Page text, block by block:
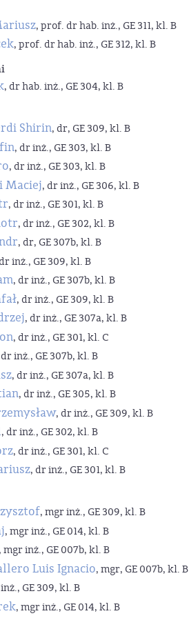
, prof. dr hab. inż., GE 311, kl. B
, prof. dr hab. inż., GE 312, kl. B
, dr hab. inż., GE 304, kl. B
Shirin, dr, GE 309, kl. B
, dr inż., GE 303, kl. B
, dr inż., GE 303, kl. B
Maciej, dr inż., GE 306, kl. B
, dr inż., GE 301, kl. B
, dr inż., GE 302, kl. B
, dr, GE 307b, kl. B
inż., GE 309, kl. B
, dr inż., GE 307b, kl. B
, dr inż., GE 309, kl. B
, dr inż., GE 307a, kl. B
, dr inż., GE 301, kl. C
inż., GE 307b, kl. B
, dr inż., GE 307a, kl. B
, dr inż., GE 305, kl. B
, dr inż., GE 309, kl. B
, dr inż., GE 302, kl. B
, dr inż., GE 301, kl. C
, dr inż., GE 301, kl. B
, mgr inż., GE 309, kl. B
, mgr inż., GE 014, kl. B
mgr inż., GE 007b, kl. B
Luis Ignacio, mgr, GE 007b, kl. B
GE 309, kl. B
, mgr inż., GE 014, kl. B